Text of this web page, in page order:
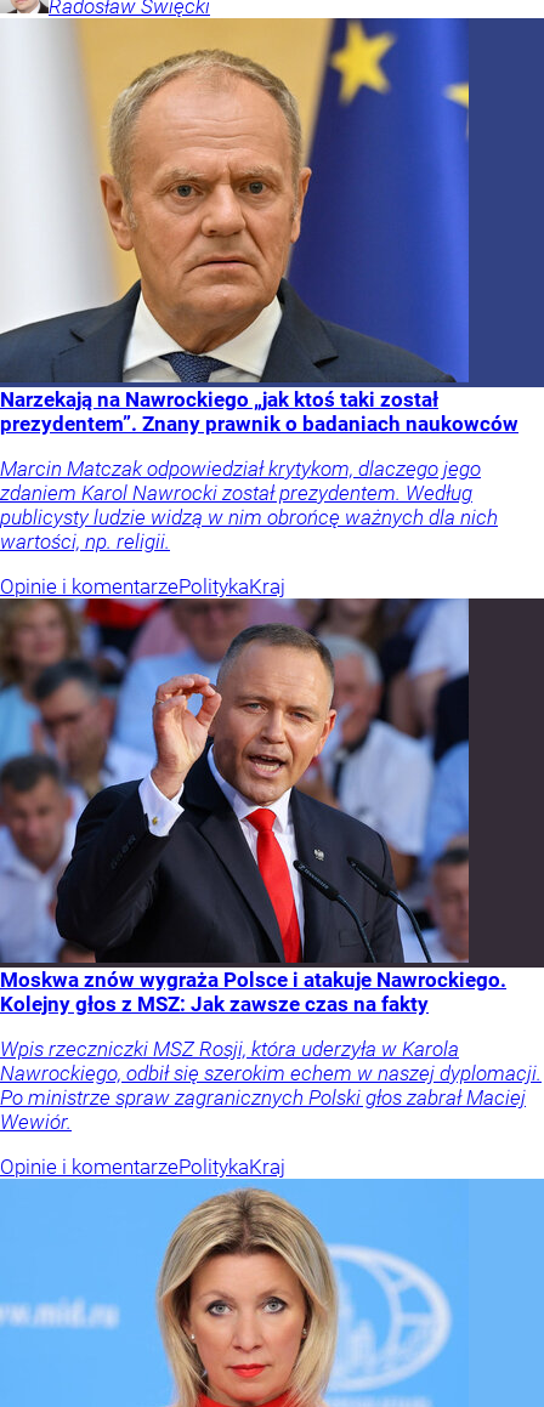
Radosław Święcki
Narzekają na Nawrockiego „jak ktoś taki został
prezydentem”. Znany prawnik o badaniach naukowców
Marcin Matczak odpowiedział krytykom, dlaczego jego
zdaniem Karol Nawrocki został prezydentem. Według
publicysty ludzie widzą w nim obrońcę ważnych dla nich
wartości, np. religii.
Opinie i komentarzePolitykaKraj
Moskwa znów wygraża Polsce i atakuje Nawrockiego.
Kolejny głos z MSZ: Jak zawsze czas na fakty
Wpis rzeczniczki MSZ Rosji, która uderzyła w Karola
Nawrockiego, odbił się szerokim echem w naszej dyplomacji.
Po ministrze spraw zagranicznych Polski głos zabrał Maciej
Wewiór.
Opinie i komentarzePolitykaKraj